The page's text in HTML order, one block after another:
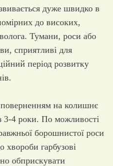
дуже швидко в
до високих,
Тумани, роси або
сприятливі для
період розвитку
поверненням на колишнє
3-4 роки. По можливості
борошнистої роси
хвороби гарбузові
обприскувати